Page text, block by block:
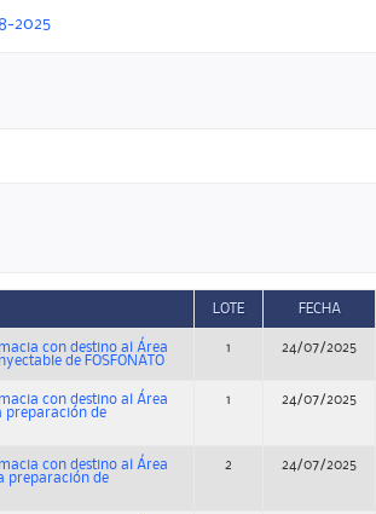
2025
LOTE FECHA
con destino al Área
de FOSFONATO
1 24/07/2025
con destino al Área
preparación de
1 24/07/2025
con destino al Área
preparación de
2 24/07/2025